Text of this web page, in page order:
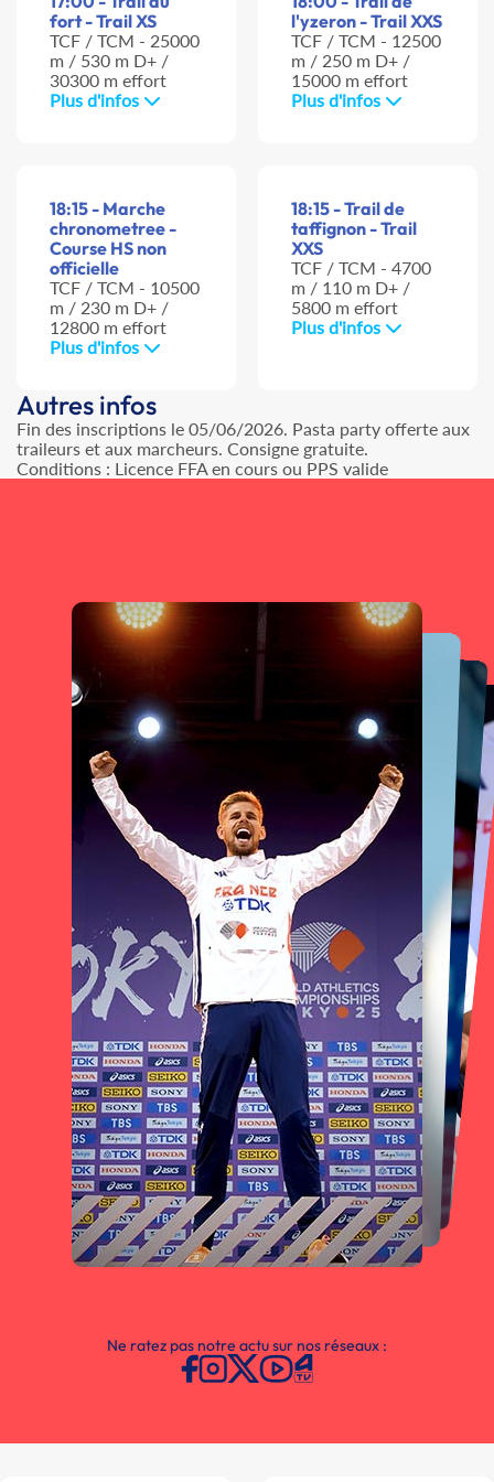
fort - Trail XS
TCF / TCM - 25000
m / 530 m D+ /
30300 m effort
Plus d'infos
l'yzeron - Trail XXS
TCF / TCM - 12500
m / 250 m D+ /
15000 m effort
Plus d'infos
18:15 - Marche
chronometree -
Course HS non
officielle
TCF / TCM - 10500
m / 230 m D+ /
12800 m effort
Plus d'infos
18:15 - Trail de
taffignon - Trail
XXS
TCF / TCM - 4700
m / 110 m D+ /
5800 m effort
Plus d'infos
Autres infos
Fin des inscriptions le 05/06/2026. Pasta party offerte aux
traileurs et aux marcheurs. Consigne gratuite.
Conditions : Licence FFA en cours ou PPS valide
Ne ratez pas notre actu sur nos réseaux :